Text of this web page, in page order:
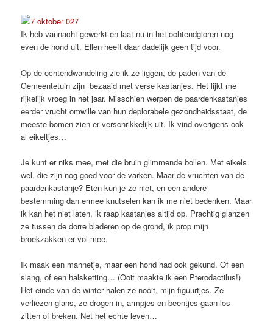
Ik heb vannacht gewerkt en laat nu in het ochtendgloren nog
even de hond uit, Ellen heeft daar dadelijk geen tijd voor.
Op de ochtendwandeling zie ik ze liggen, de paden van de
Gemeentetuin zijn bezaaid met verse kastanjes. Het lijkt me
rijkelijk vroeg in het jaar. Misschien werpen de paardenkastanjes
eerder vrucht omwille van hun deplorabele gezondheidsstaat, de
meeste bomen zien er verschrikkelijk uit. Ik vind overigens ook
al eikeltjes…
Je kunt er niks mee, met die bruin glimmende bollen. Met eikels
wel, die zijn nog goed voor de varken. Maar de vruchten van de
paardenkastanje? Eten kun je ze niet, en een andere
bestemming dan ermee knutselen kan ik me niet bedenken. Maar
ik kan het niet laten, ik raap kastanjes altijd op. Prachtig glanzen
ze tussen de dorre bladeren op de grond, ik prop mijn
broekzakken er vol mee.
Ik maak een mannetje, maar een hond had ook gekund. Of een
slang, of een halsketting… (Ooit maakte ik een Pterodactilus!)
Het einde van de winter halen ze nooit, mijn figuurtjes. Ze
verliezen glans, ze drogen in, armpjes en beentjes gaan los
zitten of breken. Net het echte leven…